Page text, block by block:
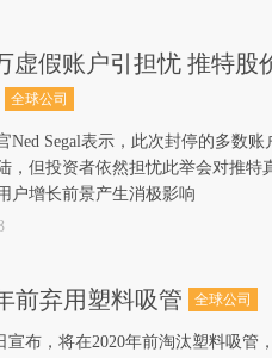
虚假账户引担忧 推特股
全球公司
Ned Segal表示，此次封停的多数账
，但投资者依然担忧此举会对推特
户增长前景产生消极影响
前弃用塑料吸管 全球公司
宣布，将在2020年前淘汰塑料吸管